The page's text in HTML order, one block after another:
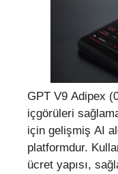
GPT V9 Adipex
içgörüleri
için gelişmiş AI
platformdur.
ücret yapısı,